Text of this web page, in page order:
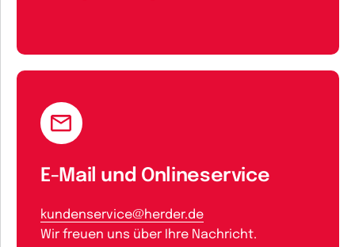
E-Mail und Onlineservice
kundenservice@herder.de
Wir freuen uns über Ihre Nachricht.